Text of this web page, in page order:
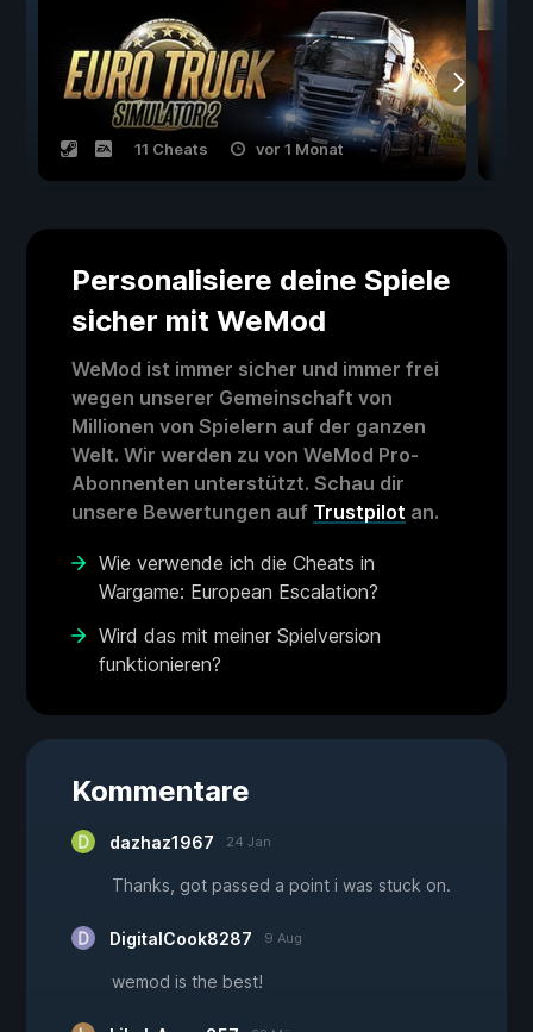
11 Cheats vor 1 Monat
Personalisiere deine Spiele
sicher mit WeMod
WeMod ist immer sicher und immer frei
wegen unserer Gemeinschaft von
Millionen von Spielern auf der ganzen
Welt. Wir werden zu von WeMod Pro-
Abonnenten unterstützt. Schau dir
unsere Bewertungen auf Trustpilot an.
Wie verwende ich die Cheats in
Wargame: European Escalation?
Wird das mit meiner Spielversion
funktionieren?
Kommentare
dazhaz1967 24 Jan
Thanks, got passed a point i was stuck on.
DigitalCook8287 9 Aug
wemod is the best!